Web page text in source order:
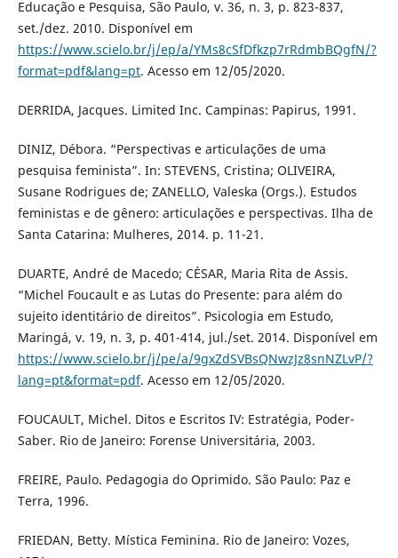
Educação e Pesquisa, São Paulo, v. 36, n. 3, p. 823-837,
set./dez. 2010. Disponível em
https://www.scielo.br/j/ep/a/YMs8cSfDfkzp7rRdmbBQgfN/?
format=pdf&lang=pt. Acesso em 12/05/2020.
DERRIDA, Jacques. Limited Inc. Campinas: Papirus, 1991.
DINIZ, Débora. “Perspectivas e articulações de uma
pesquisa feminista”. In: STEVENS, Cristina; OLIVEIRA,
Susane Rodrigues de; ZANELLO, Valeska (Orgs.). Estudos
feministas e de gênero: articulações e perspectivas. Ilha de
Santa Catarina: Mulheres, 2014. p. 11-21.
DUARTE, André de Macedo; CÉSAR, Maria Rita de Assis.
“Michel Foucault e as Lutas do Presente: para além do
sujeito identitário de direitos”. Psicologia em Estudo,
Maringá, v. 19, n. 3, p. 401-414, jul./set. 2014. Disponível em
https://www.scielo.br/j/pe/a/9gxZdSVBsQNwzJz8snNZLvP/?
lang=pt&format=pdf. Acesso em 12/05/2020.
FOUCAULT, Michel. Ditos e Escritos IV: Estratégia, Poder-
Saber. Rio de Janeiro: Forense Universitária, 2003.
FREIRE, Paulo. Pedagogia do Oprimido. São Paulo: Paz e
Terra, 1996.
FRIEDAN, Betty. Mística Feminina. Rio de Janeiro: Vozes,